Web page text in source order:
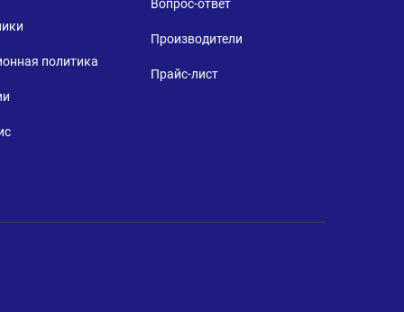
политика
Вопрос-ответ
Производители
Прайс-лист